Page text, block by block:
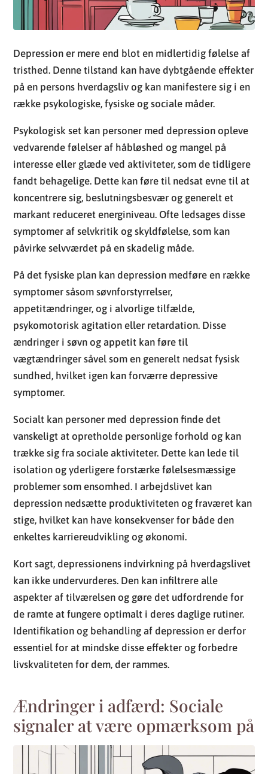
på en persons hverdagsliv og kan manifestere sig i en
række psykologiske, fysiske og sociale måder.
Psykologisk set kan personer med depression opleve
vedvarende følelser af håbløshed og mangel på
interesse eller glæde ved aktiviteter, som de tidligere
fandt behagelige. Dette kan føre til nedsat evne til at
markant reduceret energiniveau. Ofte ledsages disse
symptomer af selvkritik og skyldfølelse, som kan
påvirke selvværdet på en skadelig måde.
På det fysiske plan kan depression medføre en række
symptomer såsom søvnforstyrrelser,
appetitændringer, og i alvorlige tilfælde,
psykomotorisk agitation eller retardation. Disse
vægtændringer såvel som en generelt nedsat fysisk
sundhed, hvilket igen kan forværre depressive
symptomer.
Socialt kan personer med depression finde det
vanskeligt at opretholde personlige forhold og kan
trække sig fra sociale aktiviteter. Dette kan lede til
isolation og yderligere forstærke følelsesmæssige
depression nedsætte produktiviteten og fraværet kan
stige, hvilket kan have konsekvenser for både den
enkeltes karriereudvikling og økonomi.
Kort sagt, depressionens indvirkning på hverdagslivet
kan ikke undervurderes. Den kan infiltrere alle
aspekter af tilværelsen og gøre det udfordrende for
de ramte at fungere optimalt i deres daglige rutiner.
essentiel for at mindske disse effekter og forbedre
livskvaliteten for dem, der rammes.
Ændringer i adfærd: Sociale
signaler at være opmærksom på